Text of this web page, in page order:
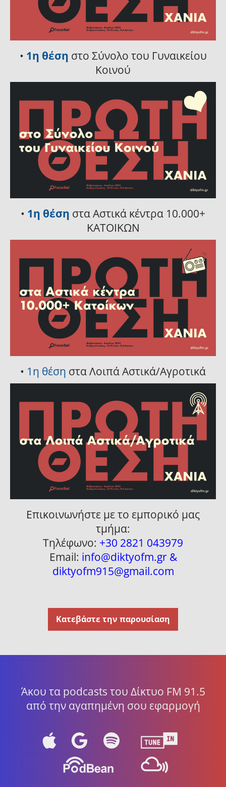
• 1η θέση στο Σύνολο του Γυναικείου
Κοινού
• 1η θέση στα Αστικά κέντρα 10.000+
ΚΑΤΟΙΚΩΝ
• 1η θέση στα Λοιπά Αστικά/Αγροτικά
Επικοινωνήστε με το εμπορικό μας
τμήμα:
Τηλέφωνο: +30 2821 043979
Email: info@diktyofm.gr &
diktyofm915@gmail.com
Κατεβάστε την παρουσίαση
Άκου τα podcasts του Δίκτυο FM 91.5
από την αγαπημένη σου εφαρμογή